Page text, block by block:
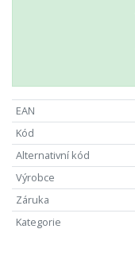
EAN
Kód
Alternativní kód
Výrobce
Záruka
Kategorie